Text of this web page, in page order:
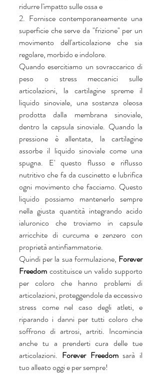
ridurre l'impatto sulle ossa e
2. Fornisce contemporaneamente una
superficie che serve da "frizione" per un
movimento dell'articolazione che sia
regolare, morbido e indolore.
Quando esercitiamo un sovraccarico di
peso o stress meccanici sulle
articolazioni, la cartilagine spreme il
liquido sinoviale, una sostanza oleosa
prodotta dalla membrana sinoviale,
dentro la capsula sinoviale. Quando la
pressione è allentata, la cartilagine
assorbe il liquido sinoviale come una
spugna. E' questo flusso e riflusso
nutritivo che fa da cuscinetto e lubrifica
ogni movimento che facciamo. Questo
liquido possiamo mantenerlo sempre
nella giusta quantità integrando acido
ialuronico che troviamo in capsule
arricchite di curcuma e zenzero con
proprietà antinfiammatorie.
Quindi per la sua formulazione, Forever
Freedom costituisce un valido supporto
per coloro che hanno problemi di
articolazioni, proteggendole da eccessivo
stress come nel caso degli atleti, e
riparando i danni per tutti coloro che
soffrono di artrosi, artriti. Incomincia
anche tu a prenderti cura delle tue
articolazioni. Forever Freedom sarà il
tuo alleato oggi e per sempre!